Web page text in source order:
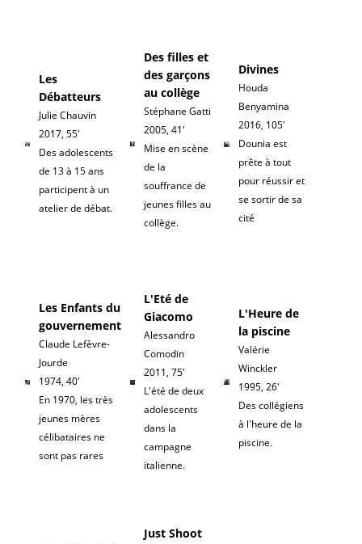
Les
Débatteurs
Julie Chauvin
2017, 55'
Des adolescents
de 13 à 15 ans
participent à un
atelier de débat.
Des filles et
des garçons
au collège
Stéphane Gatti
2005, 41'
Mise en scène
de la
souffrance de
jeunes filles au
collège.
Divines
Houda
Benyamina
2016, 105'
Dounia est
prête à tout
pour réussir et
se sortir de sa
cité
Les Enfants du
gouvernement
Claude Lefèvre-
Jourde
1974, 40'
En 1970, les très
jeunes mères
célibataires ne
sont pas rares
L'Eté de
Giacomo
Alessandro
Comodin
2011, 75'
L'été de deux
adolescents
dans la
campagne
italienne.
L'Heure de
la piscine
Valérie
Winckler
1995, 26'
Des collégiens
à l'heure de la
piscine.
Just Shoot